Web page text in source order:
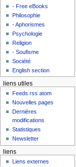
- Free eBooks
Philosophie
- Aphorismes
Psychologie
Religion
- Soufisme
Société
English section
liens utiles
Feeds rss atom
Nouvelles pages
Dernières
modifications
Statistiques
Newsletter
liens
Liens externes